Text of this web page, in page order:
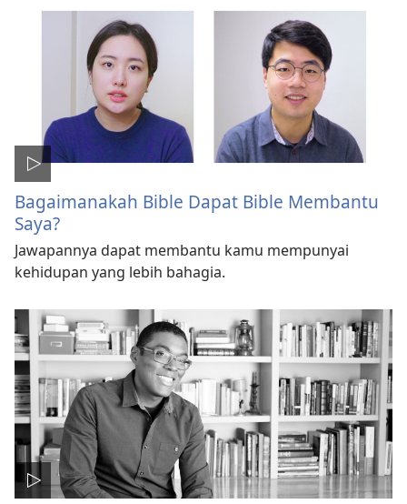
Bagaimanakah Bible Dapat Bible Membantu
Saya?
Jawapannya dapat membantu kamu mempunyai
kehidupan yang lebih bahagia.